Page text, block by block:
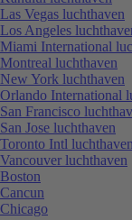
Las Vegas luchthaven
Los Angeles
Miami International
Montreal luchthaven
New York luchthaven
Orlando International
San Francisco
San Jose luchthaven
Toronto Intl luchthaven
Vancouver luchthaven
Boston
Cancun
Chicago